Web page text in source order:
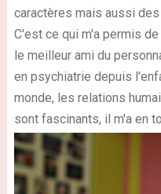
caractères mais aussi
C'est ce qui m'a permis
le meilleur ami du
en psychiatrie depuis
monde, les relations
sont fascinants, il m'a en